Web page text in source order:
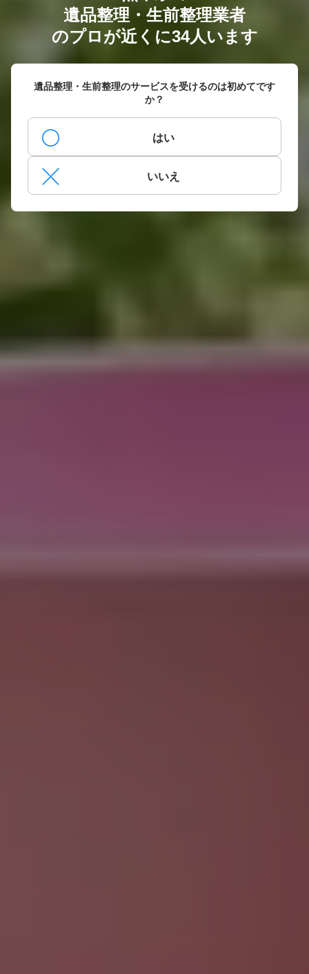
遺品整理・生前整理業者
のプロが近くに34人います
遺品整理・生前整理のサービスを受けるのは初めてです
か？
はい
いいえ